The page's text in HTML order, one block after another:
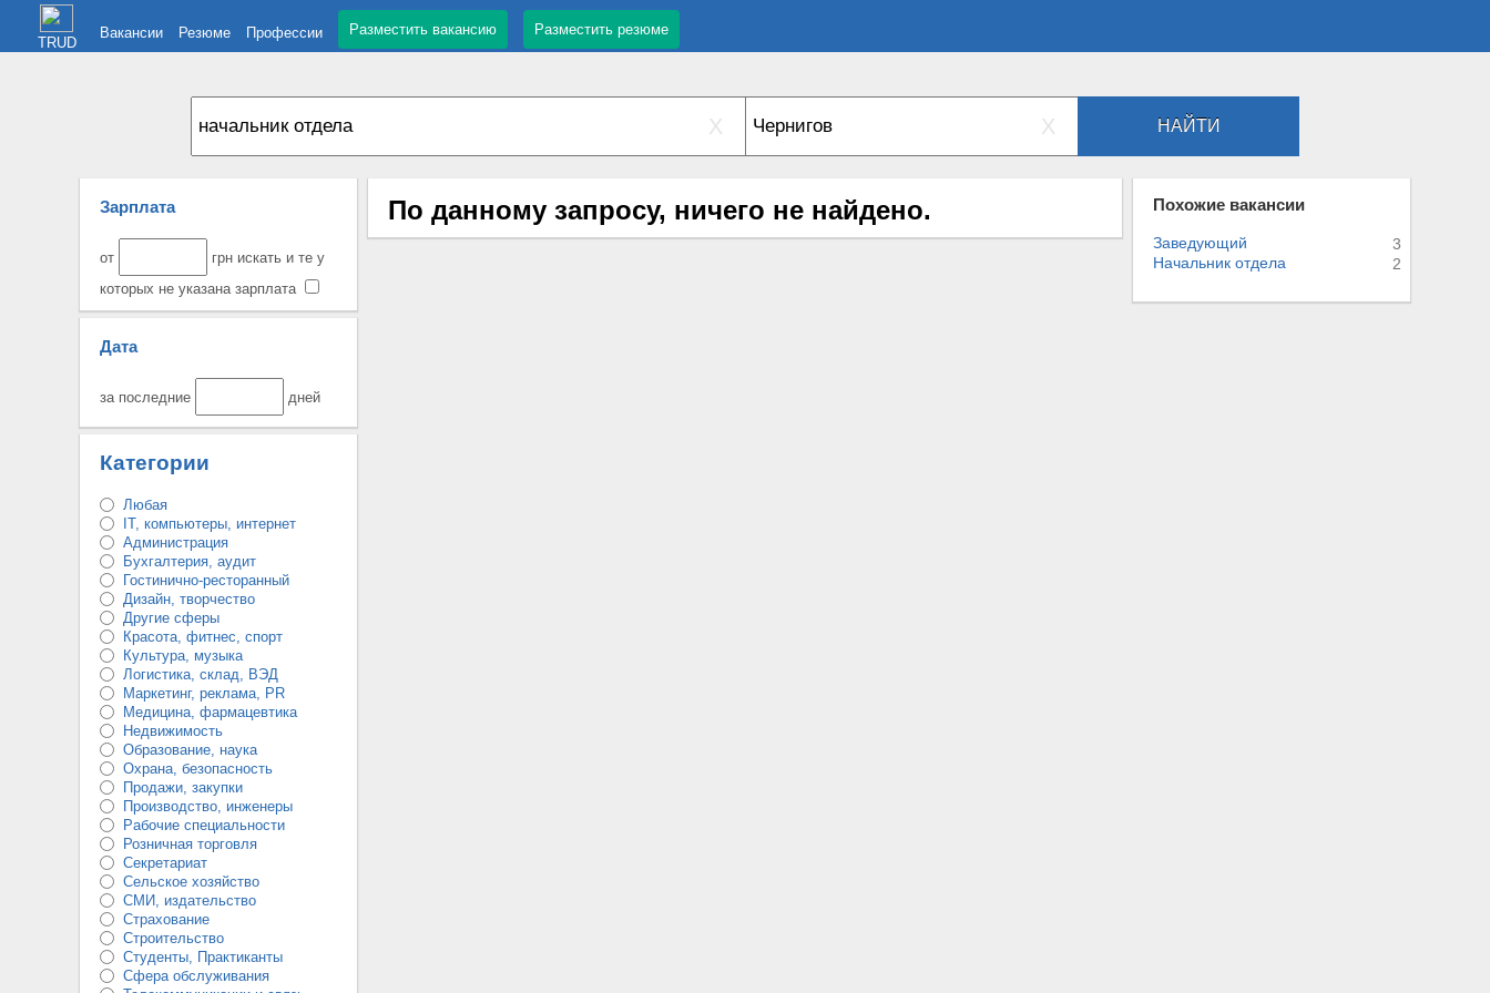
TRUD
Вакансии Резюме Профессии Разместить вакансию Разместить резюме
X X НАЙТИ
Зарплата
от
грн искать и те у
которых не указана зарплата
Дата
за последние дней
Категории
Любая
IT, компьютеры, интернет
Администрация
Бухгалтерия, аудит
Гостинично-ресторанный
Дизайн, творчество
Другие сферы
Красота, фитнес, спорт
Культура, музыка
Логистика, склад, ВЭД
Маркетинг, реклама, PR
Медицина, фармацевтика
Недвижимость
Образование, наука
Охрана, безопасность
Продажи, закупки
Производство, инженеры
Рабочие специальности
Розничная торговля
Секретариат
Сельское хозяйство
СМИ, издательство
Страхование
Строительство
Студенты, Практиканты
Сфера обслуживания
По данному запросу, ничего не найдено. Похожие вакансии
Заведующий
3
Начальник отдела
2